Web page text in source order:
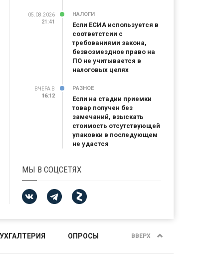
05.08.2026
21:41
НАЛОГИ
Если ЕСИА используется в
соответстсии с
требованиями закона,
безвозмездное право на
ПО не учитывается в
налоговых целях
ВЧЕРА В
16:12
16:12
РАЗНОЕ
Если на стадии приемки
товар получен без
замечаний, взыскать
стоимость отсутствующей
упаковки в последующем
не удастся
МЫ В СОЦСЕТЯХ
ОПРОСЫ ВВЕРХ